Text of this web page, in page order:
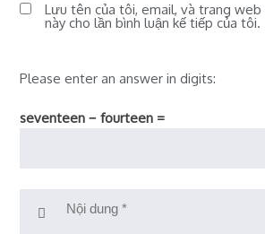
Lưu tên của tôi, email, và trang
này cho lần bình luận kế tiếp của tôi.
Please enter an answer in digits:
seventeen − fourteen =